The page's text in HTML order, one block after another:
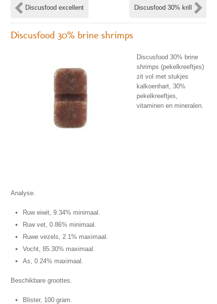
Discusfood excellent Discusfood 30% krill
Discusfood 30% brine shrimps
Discusfood 30% brine
shrimps (pekelkreeftjes)
zit vol met stukjes
kalkoenhart, 30%
pekelkreeftjes,
vitaminen en mineralen.
Analyse.
Ruw eiwit, 9.34% minimaal.
Ruw vet, 0.86% minimaal.
Ruwe vezels, 2.1% maximaal.
Vocht, 85.30% maximaal.
As, 0.24% maximaal.
Beschikbare groottes.
Blister, 100 gram.